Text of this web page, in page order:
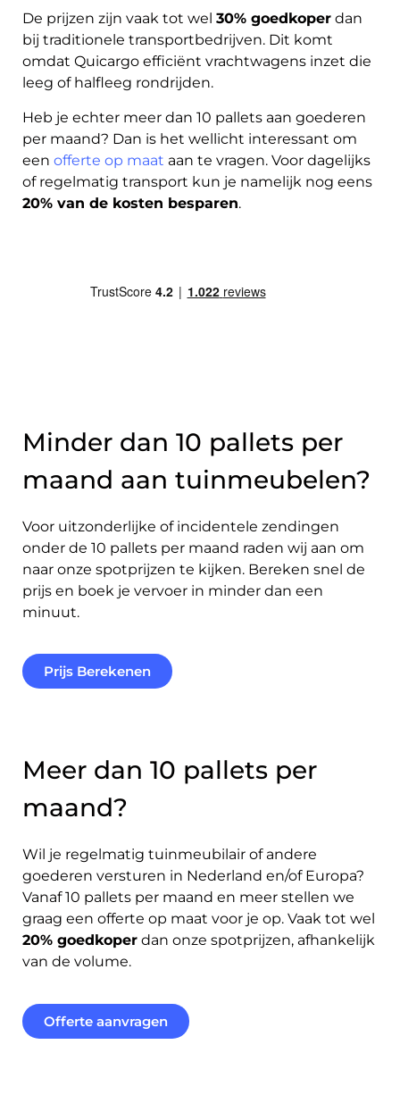
De prijzen zijn vaak tot wel 30% goedkoper dan
bij traditionele transportbedrijven. Dit komt
omdat Quicargo efficiënt vrachtwagens inzet die
leeg of halfleeg rondrijden.
Heb je echter meer dan 10 pallets aan goederen
per maand? Dan is het wellicht interessant om
een offerte op maat aan te vragen. Voor dagelijks
of regelmatig transport kun je namelijk nog eens
20% van de kosten besparen.
Minder dan 10 pallets per
maand aan tuinmeubelen?
Voor uitzonderlijke of incidentele zendingen
onder de 10 pallets per maand raden wij aan om
naar onze spotprijzen te kijken. Bereken snel de
prijs en boek je vervoer in minder dan een
minuut.
Prijs Berekenen
Meer dan 10 pallets per
maand?
Wil je regelmatig tuinmeubilair of andere
goederen versturen in Nederland en/of Europa?
Vanaf 10 pallets per maand en meer stellen we
graag een offerte op maat voor je op. Vaak tot wel
20% goedkoper dan onze spotprijzen, afhankelijk
van de volume.
Offerte aanvragen